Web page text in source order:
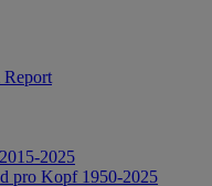
Report
2025
pro Kopf 1950-2025